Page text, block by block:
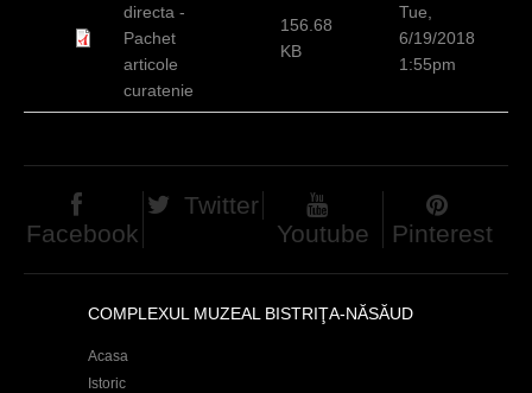
directa -
Pachet
articole
curatenie
156.68
KB
Tue,
6/19/2018
1:55pm
Facebook
Twitter
Youtube
Pinterest
COMPLEXUL MUZEAL BISTRIŢA-NĂSĂUD
Acasa
Istoric